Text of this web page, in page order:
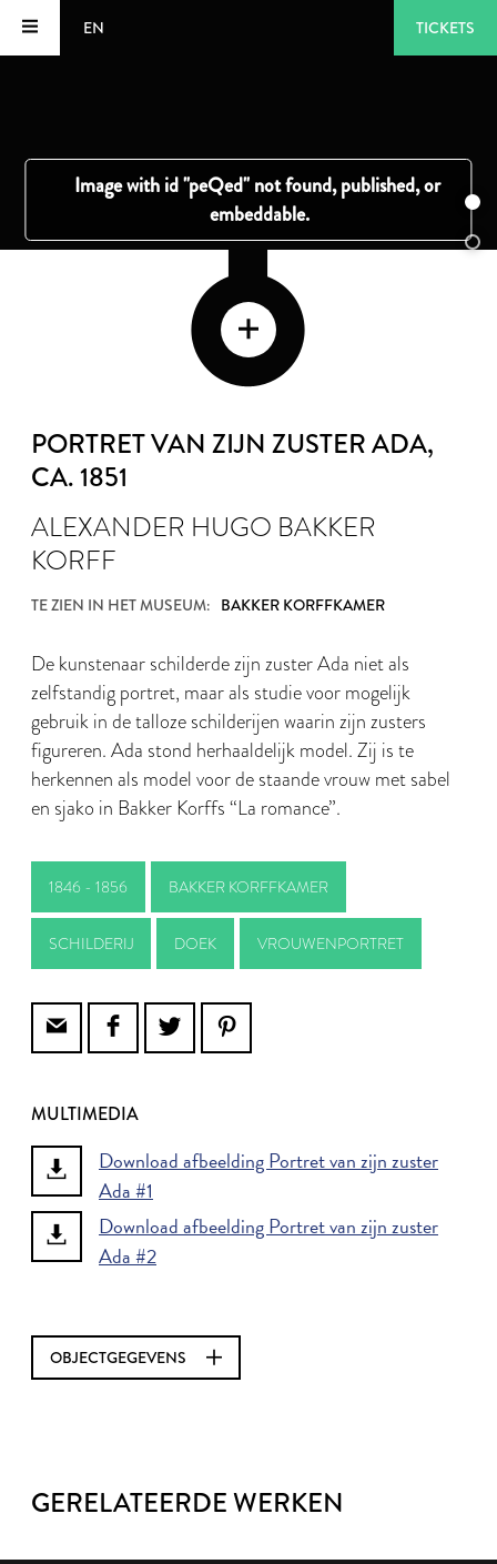
EN TICKETS
PORTRET VAN ZIJN ZUSTER ADA,
CA. 1851
ALEXANDER HUGO BAKKER
KORFF
TE ZIEN IN HET MUSEUM: BAKKER KORFFKAMER
De kunstenaar schilderde zijn zuster Ada niet als
zelfstandig portret, maar als studie voor mogelijk
gebruik in de talloze schilderijen waarin zijn zusters
figureren. Ada stond herhaaldelijk model. Zij is te
herkennen als model voor de staande vrouw met sabel
en sjako in Bakker Korffs “La romance”.
1846 - 1856 BAKKER KORFFKAMER
SCHILDERIJ DOEK VROUWENPORTRET
MULTIMEDIA
Download afbeelding Portret van zijn zuster
Ada #1
Download afbeelding Portret van zijn zuster
Ada #2
OBJECTGEGEVENS
GERELATEERDE WERKEN